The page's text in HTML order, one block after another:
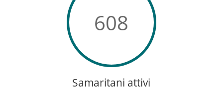
608
Samaritani attivi